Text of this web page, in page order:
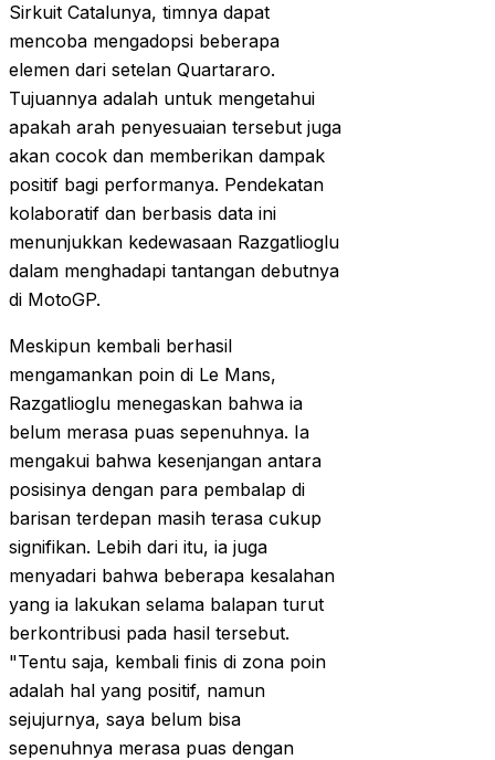
Sirkuit Catalunya, timnya dapat
mencoba mengadopsi beberapa
elemen dari setelan Quartararo.
Tujuannya adalah untuk mengetahui
apakah arah penyesuaian tersebut juga
akan cocok dan memberikan dampak
positif bagi performanya. Pendekatan
kolaboratif dan berbasis data ini
menunjukkan kedewasaan Razgatlioglu
dalam menghadapi tantangan debutnya
di MotoGP.
Meskipun kembali berhasil
mengamankan poin di Le Mans,
Razgatlioglu menegaskan bahwa ia
belum merasa puas sepenuhnya. Ia
mengakui bahwa kesenjangan antara
posisinya dengan para pembalap di
barisan terdepan masih terasa cukup
signifikan. Lebih dari itu, ia juga
menyadari bahwa beberapa kesalahan
yang ia lakukan selama balapan turut
berkontribusi pada hasil tersebut.
"Tentu saja, kembali finis di zona poin
adalah hal yang positif, namun
sejujurnya, saya belum bisa
sepenuhnya merasa puas dengan